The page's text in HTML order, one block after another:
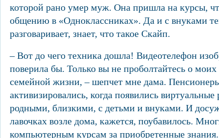
которой рано умер муж. Она пришла на курсы,
общению в «Одноклассниках». Да и с внуками
разговаривает, знает, что такое Скайп.
– Вот до чего техника дошла! Видеотелефон
поверила бы. Только вы не проболтайтесь о моих
семейной жизни, – шепчет мне дама.
активизировались, когда появились
родными, близкими, с детьми и внуками. И
лавочках возле дома, кажется, поубавилось.
компьютерным курсам за приобретенные